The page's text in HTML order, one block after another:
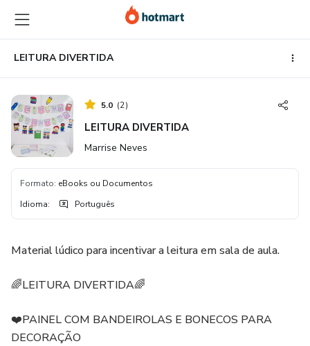
para
o
conteúdo
principal
para
o
pagamento
para
o
rodapé
LEITURA DIVERTIDA
5.0 (2)
LEITURA DIVERTIDA
Marrise Neves
Formato: eBooks ou Documentos
Idioma: Português
Material lúdico para incentivar a leitura em sala de aula.
🌈LEITURA DIVERTIDA🌈
❤️PAINEL COM BANDEIROLAS E BONECOS PARA
DECORAÇÃO